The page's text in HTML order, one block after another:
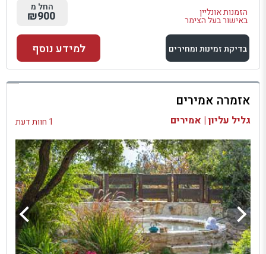
הזמנות אונליין
באישור בעל הצימר
החל מ
₪900
בדיקת זמינות ומחירים
למתחם זה
בדיקת זמינות ומחירים
למידע נוסף
אזמרה אמירים
גליל עליון | אמירים 1 חוות דעת